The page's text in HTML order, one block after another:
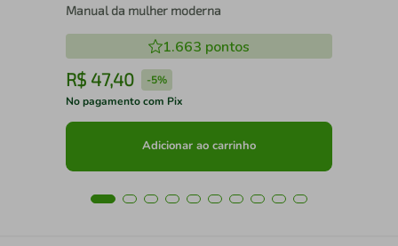
Manual da mulher moderna
1.663 pontos
R$ 47,40 -5%
No pagamento com Pix
Adicionar ao carrinho